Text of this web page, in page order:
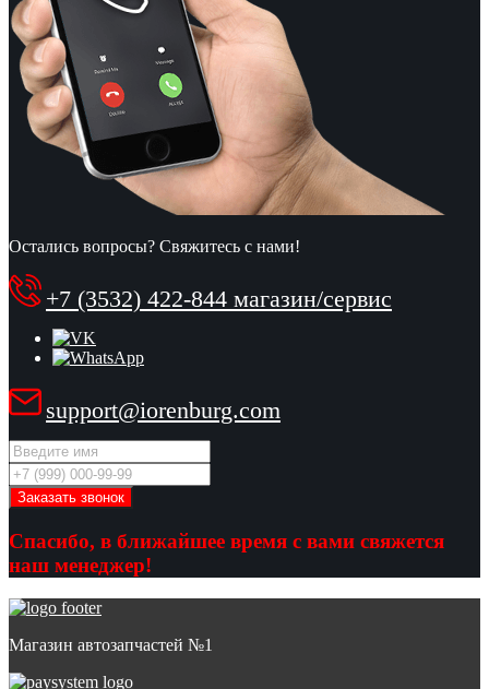
Остались вопросы? Свяжитесь с нами!
+7 (3532) 422-844 магазин/сервис
support@iorenburg.com
Спасибо, в ближайшее время с вами свяжется
наш менеджер!
Магазин автозапчастей №1